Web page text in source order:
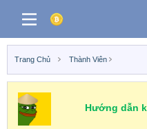
Trang Chủ Thành Viên
Hướng dẫn